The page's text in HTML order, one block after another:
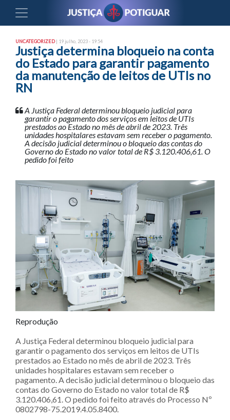
UNCATEGORIZED| 19 julho, 2023 - 19:54
Justiça determina bloqueio na conta
do Estado para garantir pagamento
da manutenção de leitos de UTIs no
RN
A Justiça Federal determinou bloqueio judicial para
garantir o pagamento dos serviços em leitos de UTIs
prestados ao Estado no mês de abril de 2023. Três
unidades hospitalares estavam sem receber o pagamento.
A decisão judicial determinou o bloqueio das contas do
Governo do Estado no valor total de R$ 3.120.406,61. O
pedido foi feito
Reprodução
A Justiça Federal determinou bloqueio judicial para
garantir o pagamento dos serviços em leitos de UTIs
prestados ao Estado no mês de abril de 2023. Três
unidades hospitalares estavam sem receber o
pagamento. A decisão judicial determinou o bloqueio das
contas do Governo do Estado no valor total de R$
3.120.406,61. O pedido foi feito através do Processo Nº
0802798-75.2019.4.05.8400.